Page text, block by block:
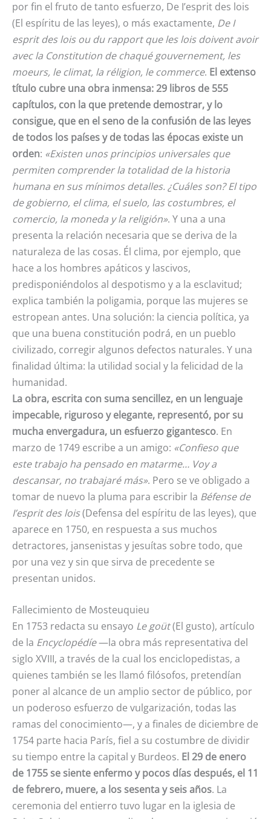
por fin el fruto de tanto esfuerzo, De I’esprit des lois
(El espíritu de las leyes), o más exactamente, De I
esprit des lois ou du rapport que les lois doivent avoir
avec la Constitution de chaqué gouvernement, les
moeurs, le climat, la réligion, le commerce. El extenso
título cubre una obra inmensa: 29 libros de 555
capítulos, con la que pretende demostrar, y lo
consigue, que en el seno de la confusión de las leyes
de todos los países y de todas las épocas existe un
orden: «Existen unos principios universales que
permiten comprender la totalidad de la historia
humana en sus mínimos detalles. ¿Cuáles son? El tipo
de gobierno, el clima, el suelo, las costumbres, el
comercio, la moneda y la religión». Y una a una
presenta la relación necesaria que se deriva de la
naturaleza de las cosas. Él clima, por ejemplo, que
hace a los hombres apáticos y lascivos,
predisponiéndolos al despotismo y a la esclavitud;
explica también la poligamia, porque las mujeres se
estropean antes. Una solución: la ciencia política, ya
que una buena constitución podrá, en un pueblo
civilizado, corregir algunos defectos naturales. Y una
finalidad última: la utilidad social y la felicidad de la
humanidad.
La obra, escrita con suma sencillez, en un lenguaje
impecable, riguroso y elegante, representó, por su
mucha envergadura, un esfuerzo gigantesco. En
marzo de 1749 escribe a un amigo: «Confieso que
este trabajo ha pensado en matarme… Voy a
descansar, no trabajaré más». Pero se ve obligado a
tomar de nuevo la pluma para escribir la Béfense de
I’esprit des lois(Defensa del espíritu de las leyes), que
aparece en 1750, en respuesta a sus muchos
detractores, jansenistas y jesuítas sobre todo, que
por una vez y sin que sirva de precedente se
presentan unidos.
Fallecimiento de Mosteuquieu
En 1753 redacta su ensayo Le goüt(El gusto), artículo
de la Encyclopédíe—la obra más representativa del
siglo XVIII, a través de la cual los enciclopedistas, a
quienes también se les llamó filósofos, pretendían
poner al alcance de un amplio sector de público, por
un poderoso esfuerzo de vulgarización, todas las
ramas del conocimiento—, y a finales de diciembre de
1754 parte hacia París, fiel a su costumbre de dividir
su tiempo entre la capital y Burdeos. El 29 de enero
de 1755 se siente enfermo y pocos días después, el 11
de febrero, muere, a los sesenta y seis años. La
ceremonia del entierro tuvo lugar en la iglesia de